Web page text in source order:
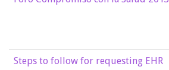
Steps to follow for requesting EHR